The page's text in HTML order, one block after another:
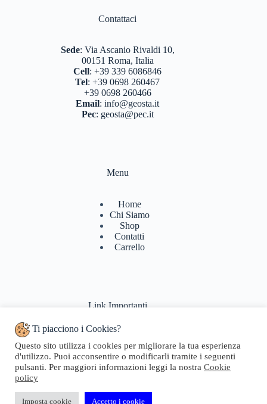
Contattaci
Sede: Via Ascanio Rivaldi 10,
00151 Roma, Italia
Cell:+39 339 6086846
Tel:+39 0698 260467
+39 0698 260466
Email:info@geosta.it
Pec: geosta@pec.it
Menu
Home
Chi Siamo
Shop
Contatti
Carrello
Link Importanti
Politiche di Reso
Pagamenti & Spedizioni
Termini di utilizzo
Cookie Policy
Domande Frequenti
Ti piacciono i Cookies?
Questo sito utilizza i cookies per migliorare la tua esperienza
d'utilizzo. Puoi acconsentire o modificarli tramite i seguenti
pulsanti. Per maggiori informazioni leggi la nostra Cookie
policy
Imposta cookie Accetto i cookie